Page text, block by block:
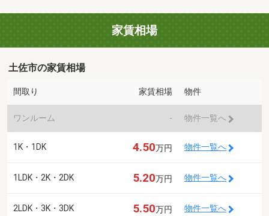
家賃相場
土佐市の家賃相場
間取り 家賃相場 物件
ワンルーム - 物件一覧へ
1K・1DK 4.50万円 物件一覧へ
1LDK・2K・2DK 5.20万円 物件一覧へ
2LDK・3K・3DK 5.50万円 物件一覧へ